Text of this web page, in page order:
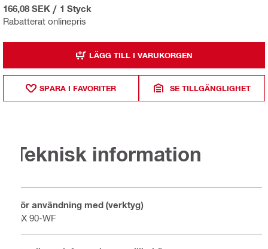
Rabatterat onlinepris
166,08 SEK / 1 Styck
LÄGG TILL I VARUKORGEN
SPARA I FAVORITER SE TILLGÄNGLIGHET
Teknisk information
För användning med (verktyg)
GX 90-WF